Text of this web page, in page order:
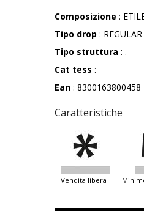
Composizione :
Tipo drop :
Tipo struttura : .
Cat tess :
Ean : 8300163800458
Caratteristiche
vendita libera